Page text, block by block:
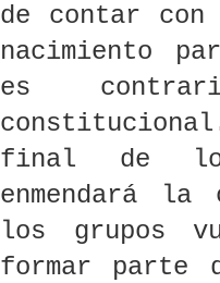
de contar con
nacimiento
es
final de los
enmendará la
los grupos
formar